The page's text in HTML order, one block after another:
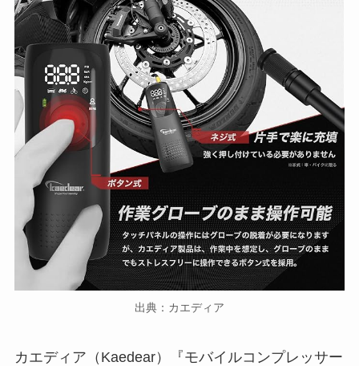
出典：カエディア
カエディア（Kaedear）『モバイルコンプレッサー